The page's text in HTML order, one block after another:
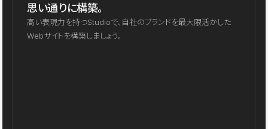
思い通りに構築。
高い表現力を持つStudioで、自社のブランドを最大限活かした
Webサイトを構築しましょう。